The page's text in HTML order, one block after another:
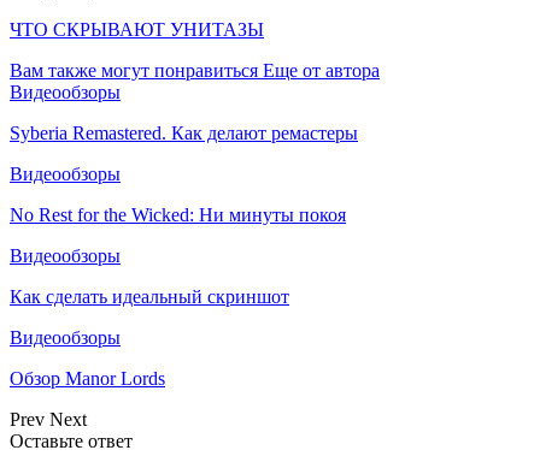
ЧТО СКРЫВАЮТ УНИТАЗЫ
Вам также могут понравиться Еще от автора
Видеообзоры
Syberia Remastered. Как делают ремастеры
Видеообзоры
No Rest for the Wicked: Ни минуты покоя
Видеообзоры
Как сделать идеальный скриншот
Видеообзоры
Обзор Manor Lords
Prev Next
Оставьте ответ